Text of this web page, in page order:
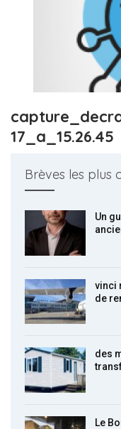
17_a_15.26.45
Brèves les plus
Un
vinci
de
des
Le